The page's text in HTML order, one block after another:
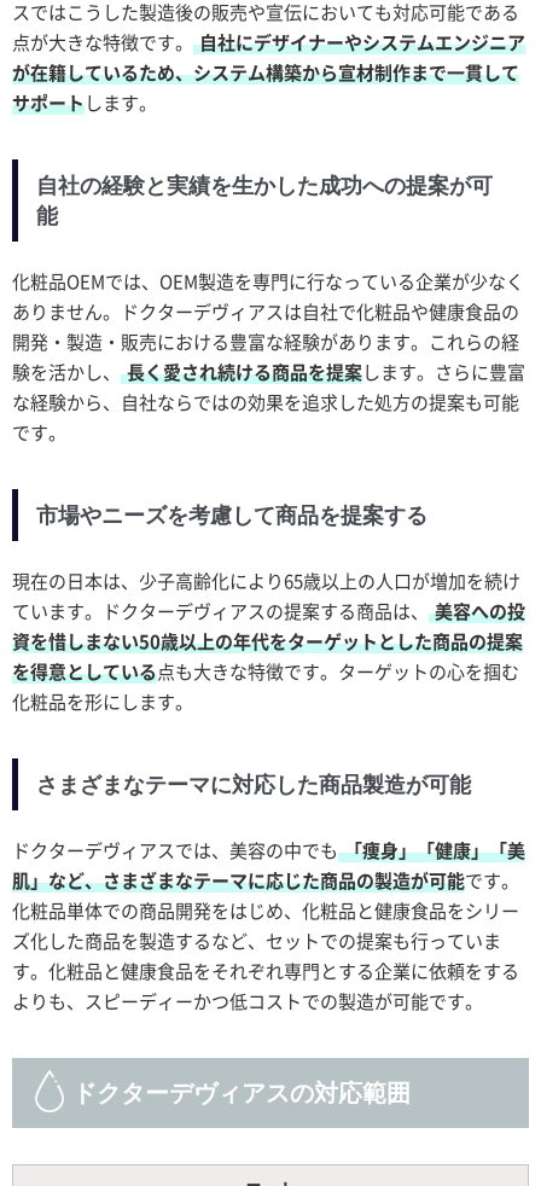
スではこうした製造後の販売や宣伝においても対応可能である
点が大きな特徴です。
自社にデザイナーやシステムエンジニア
が在籍しているため、システム構築から宣材制作まで一貫して
サポートします。
自社の経験と実績を生かした成功への提案が可
能
化粧品OEMでは、OEM製造を専門に行なっている企業が少なく
ありません。ドクターデヴィアスは自社で化粧品や健康食品の
開発・製造・販売における豊富な経験があります。これらの経
験を活かし、
長く愛され続ける商品を提案します。さらに豊富
な経験から、自社ならではの効果を追求した処方の提案も可能
です。
市場やニーズを考慮して商品を提案する
現在の日本は、少子高齢化により65歳以上の人口が増加を続け
ています。ドクターデヴィアスの提案する商品は、
美容への投
資を惜しまない50歳以上の年代をターゲットとした商品の提案
を得意としている点も大きな特徴です。ターゲットの心を掴む
化粧品を形にします。
さまざまなテーマに対応した商品製造が可能
ドクターデヴィアスでは、美容の中でも 「痩身」「健康」「美
肌」など、さまざまなテーマに応じた商品の製造が可能です。
化粧品単体での商品開発をはじめ、化粧品と健康食品をシリー
ズ化した商品を製造するなど、セットでの提案も行っていま
す。化粧品と健康食品をそれぞれ専門とする企業に依頼をする
よりも、スピーディーかつ低コストでの製造が可能です。
ドクターデヴィアスの対応範囲